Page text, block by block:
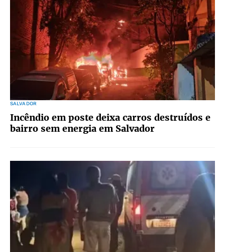
SALVADOR
Incêndio em poste deixa carros destruídos e
bairro sem energia em Salvador